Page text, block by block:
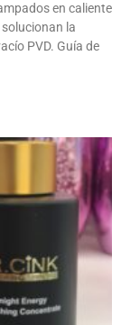
en caliente
la
PVD. Guía de